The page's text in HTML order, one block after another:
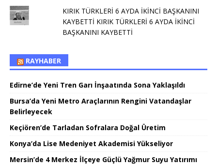
KIRIK TÜRKLERİ 6 AYDA İKİNCİ BAŞKANINI
KAYBETTİ KIRIK TÜRKLERİ 6 AYDA İKİNCİ
BAŞKANINI KAYBETTİ
RAYHABER
Edirne’de Yeni Tren Garı İnşaatında Sona Yaklaşıldı
Bursa’da Yeni Metro Araçlarının Rengini Vatandaşlar
Belirleyecek
Keçiören’de Tarladan Sofralara Doğal Üretim
Konya’da Lise Medeniyet Akademisi Yükseliyor
Mersin’de 4 Merkez İlçeye Güçlü Yağmur Suyu Yatırımı